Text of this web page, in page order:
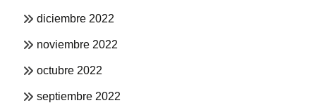
diciembre 2022
noviembre 2022
octubre 2022
septiembre 2022